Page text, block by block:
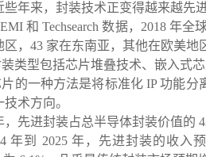
些年来，封装技术正变得越来越先
和 Techsearch 数据，2018 年
区，43 家在东南亚，其他在欧美地
类型包括芯片堆叠技术、嵌入式
的一种方法是将标准化 IP 功能分
术方向。
，先进封装占总半导体封装价值的
年到 2025 年，先进封装的收入